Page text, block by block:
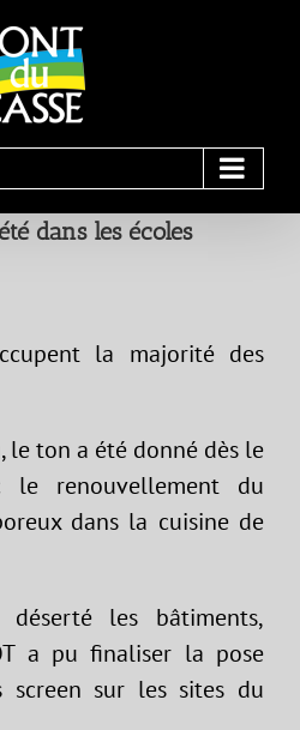
dans les écoles
la majorité des
le ton a été donné dès le
renouvellement du
dans la cuisine de
déserté les bâtiments,
a pu finaliser la pose
screen sur les sites du